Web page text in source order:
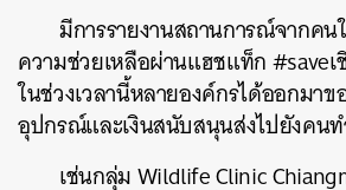
มีการรายงานสถานการณ์จากค
ความช่วยเหลือผ่านแฮชแท็ก #save
ในช่วงเวลานี้หลายองค์กรได้ออกมา
อุปกรณ์และเงินสนับสนุนส่งไปยังคน
เช่นกลุ่ม Wildlife Clinic